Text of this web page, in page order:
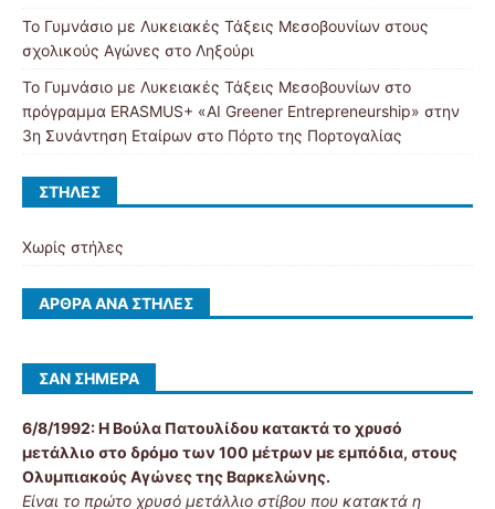
Το Γυμνάσιο με Λυκειακές Τάξεις Μεσοβουνίων στους
σχολικούς Αγώνες στο Ληξούρι
Το Γυμνάσιο με Λυκειακές Τάξεις Μεσοβουνίων στο
πρόγραμμα ERASMUS+ «AI Greener Entrepreneurship» στην
3η Συνάντηση Εταίρων στο Πόρτο της Πορτογαλίας
ΣΤΉΛΕΣ
Χωρίς στήλες
ΆΡΘΡΑ ΑΝΆ ΣΤΉΛΕΣ
ΣΑΝ ΣΉΜΕΡΑ
6/8/1992:Η Βούλα Πατουλίδου κατακτά το χρυσό
μετάλλιο στο δρόμο των 100 μέτρων με εμπόδια, στους
Ολυμπιακούς Αγώνες της Βαρκελώνης.
Είναι το πρώτο χρυσό μετάλλιο στίβου που κατακτά η